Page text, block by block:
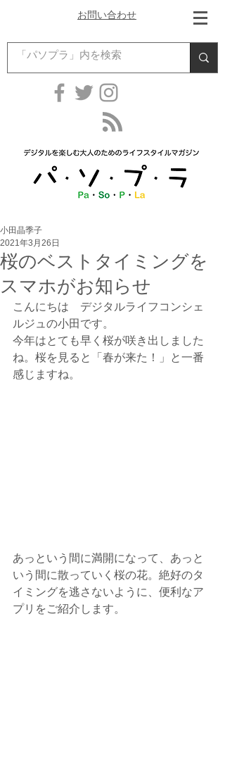
お問い合わせ
桜のベストタイミングを
スマホがお知らせ
小田晶季子
2021年3月26日
こんにちは　デジタルライフコンシェ
ルジュの小田です。
今年はとても早く桜が咲き出しました
ね。桜を見ると「春が来た！」と一番
感じますね。
あっという間に満開になって、あっと
いう間に散っていく桜の花。絶好のタ
イミングを逃さないように、便利なア
プリをご紹介します。